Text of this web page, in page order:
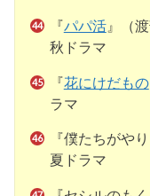
『パパ活』（
秋ドラマ
『花にけだもの
ラマ
『僕たちがや
夏ドラマ